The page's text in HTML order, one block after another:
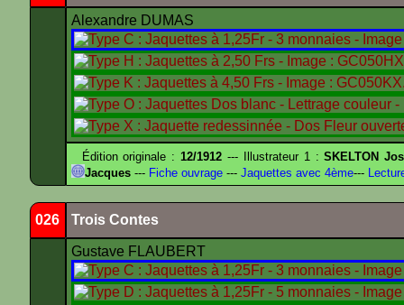
Alexandre DUMAS
Édition originale :12/1912 --- Illustrateur 1 :SKELTON
Jacques --- Fiche ouvrage --- Jaquettes avec 4ème---
026 Trois Contes
Gustave FLAUBERT